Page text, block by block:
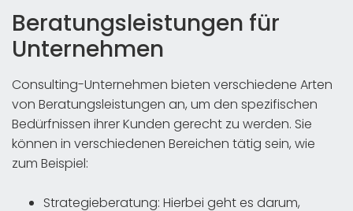
Beratungsleistungen für
Unternehmen
Consulting-Unternehmen bieten verschiedene Arten
von Beratungsleistungen an, um den spezifischen
Bedürfnissen ihrer Kunden gerecht zu werden. Sie
können in verschiedenen Bereichen tätig sein, wie
zum Beispiel:
Strategieberatung: Hierbei geht es darum,